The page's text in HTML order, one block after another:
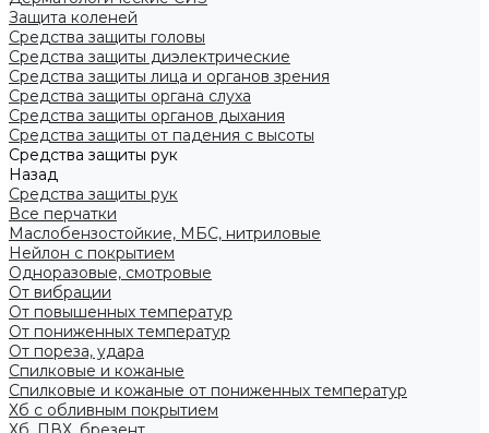
Защита коленей
Средства защиты головы
Средства защиты диэлектрические
Средства защиты лица и органов зрения
Средства защиты органа слуха
Средства защиты органов дыхания
Средства защиты от падения с высоты
Средства защиты рук
Назад
Средства защиты рук
Все перчатки
Маслобензостойкие, МБС, нитриловые
Нейлон с покрытием
Одноразовые, смотровые
От вибрации
От повышенных температур
От пониженных температур
От пореза, удара
Спилковые и кожаные
Спилковые и кожаные от пониженных температур
Хб с обливным покрытием